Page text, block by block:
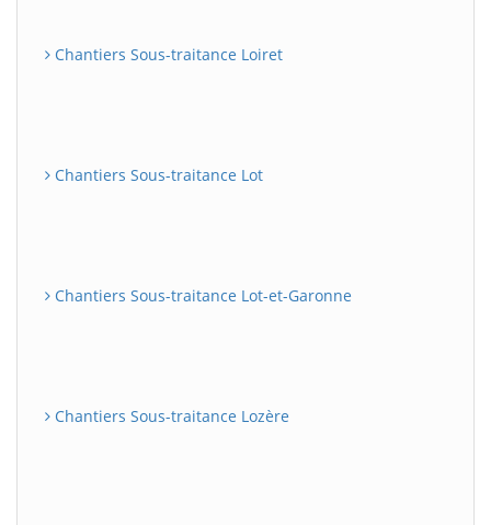
Chantiers Sous-traitance Loiret
Chantiers Sous-traitance Lot
Chantiers Sous-traitance Lot-et-Garonne
Chantiers Sous-traitance Lozère